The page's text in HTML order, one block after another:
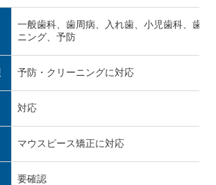
一般歯科、歯周病、入れ歯、小児歯科、歯
ニング、予防
予防・クリーニングに対応
対応
マウスピース矯正に対応
要確認